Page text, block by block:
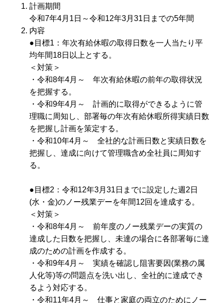
計画期間
令和7年4月1日～令和12年3月31日までの5年間
内容
●目標1：年次有給休暇の取得日数を一人当たり平
均年間18日以上とする。
＜対策＞
・令和8年4月～ 年次有給休暇の前年の取得状況
を把握する。
・令和9年4月～ 計画的に取得ができるように管
理職に周知し、部署毎の年次有給休暇所得実績日数
を把握し計画を策定する。
・令和10年4月～ 全社的な計画日数と実績日数を
把握し、達成に向けて管理職含め全社員に周知す
る。
●目標2：令和12年3月31日までに設定した週2日
(水・金)のノー残業デーを年間12回を達成する。
＜対策＞
・令和8年4月～ 前年度のノー残業デーの実質の
達成した日数を把握し、未達の場合に各部署毎に達
成のための計画を作成する。
・令和9年4月～ 実績を確認し阻害要因(業務の属
人化等)等の問題点を洗い出し、全社的に達成でき
るよう対応する。
・令和11年4月～ 仕事と家庭の両立のためにノー